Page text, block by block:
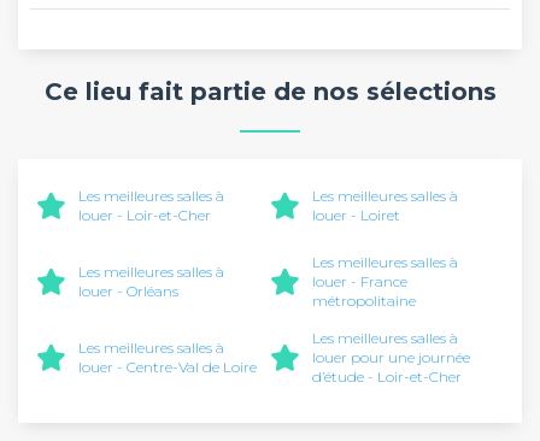
Ce lieu fait partie de nos sélections
Les meilleures salles à
louer - Loir-et-Cher
Les meilleures salles à
louer - Loiret
Les meilleures salles à
louer - Orléans
Les meilleures salles à
louer - France
métropolitaine
Les meilleures salles à
louer - Centre-Val de Loire
Les meilleures salles à
louer pour une journée
d’étude - Loir-et-Cher